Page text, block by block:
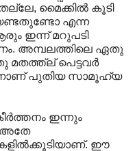
മൈക്കിൽ കൂടി
എന്ന
ഇന്ന് മറുപടി
അമ്പലത്തിലെ ഏതു
മതത്ത്ല് പെട്ടവർ
പുതിയ സാമൂഹ്യ
ഇന്നും
അതേ
ഈ